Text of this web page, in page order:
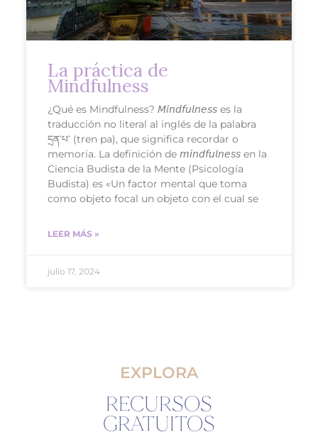
La práctica de
Mindfulness
¿Qué es Mindfulness? 𝘔𝘪𝘯𝘥𝘧𝘶𝘭𝘯𝘦𝘴𝘴 es la
traducción no literal al inglés de la palabra
དྲན་པ་ (tren pa), que significa recordar o
memoria. La definición de 𝘮𝘪𝘯𝘥𝘧𝘶𝘭𝘯𝘦𝘴𝘴 en la
Ciencia Budista de la Mente (Psicología
Budista) es «Un factor mental que toma
como objeto focal un objeto con el cual se
LEER MÁS »
julio 17, 2024
EXPLORA
RECURSOS
GRATUITOS